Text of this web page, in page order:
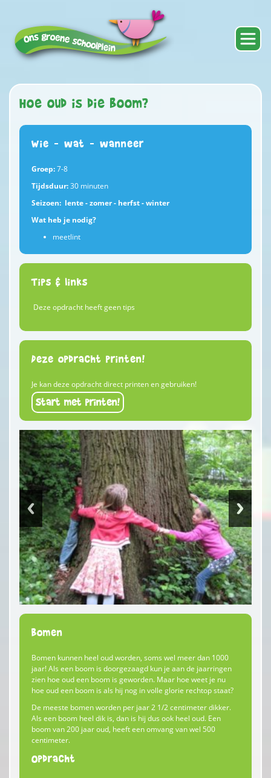
Hoe oud is die boom?
Wie – wat – wanneer
Groep:7-8
Tijdsduur:30 minuten
Seizoen: lente - zomer - herfst - winter
Wat heb je nodig?
meetlint
Tips & links
Deze opdracht heeft geen tips
Deze opdracht printen!
Je kan deze opdracht direct printen en gebruiken!
Start met printen!
Bomen
Bomen kunnen heel oud worden, soms wel meer dan 1000
jaar! Als een boom is doorgezaagd kun je aan de jaarringen
zien hoe oud een boom is geworden. Maar hoe weet je nu
hoe oud een boom is als hij nog in volle glorie rechtop staat?
De meeste bomen worden per jaar 2 1/2 centimeter dikker.
Als een boom heel dik is, dan is hij dus ook heel oud. Een
boom van 200 jaar oud, heeft een omvang van wel 500
centimeter.
Opdracht